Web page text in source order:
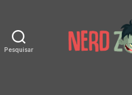
Pesquisar